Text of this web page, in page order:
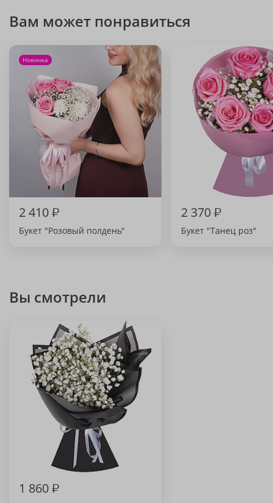
Вам может понравиться
Новинка
2 410₽
Букет "Розовый полдень"
2 370₽
Букет "Танец роз"
Вы смотрели
1 860₽